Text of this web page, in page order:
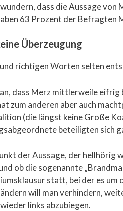
dass die Aussage
63 Prozent der Befragten
Überzeugung
richtigen Worten selten
dass Merz mittlerweile
zum anderen aber auch
(die längst keine Große
beteiligten sich
der Aussage, der hellhörig
ob die sogenannte
statt, bei der es
will man verhindern,
links abzubiegen.